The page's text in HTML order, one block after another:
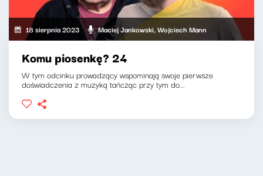
18 sierpnia 2023 Maciej Jankowski, Wojciech Mann
Komu piosenkę? 24
W tym odcinku prowadzący wspominają swoje pierwsze
doświadczenia z muzyką tańcząc przy tym do...